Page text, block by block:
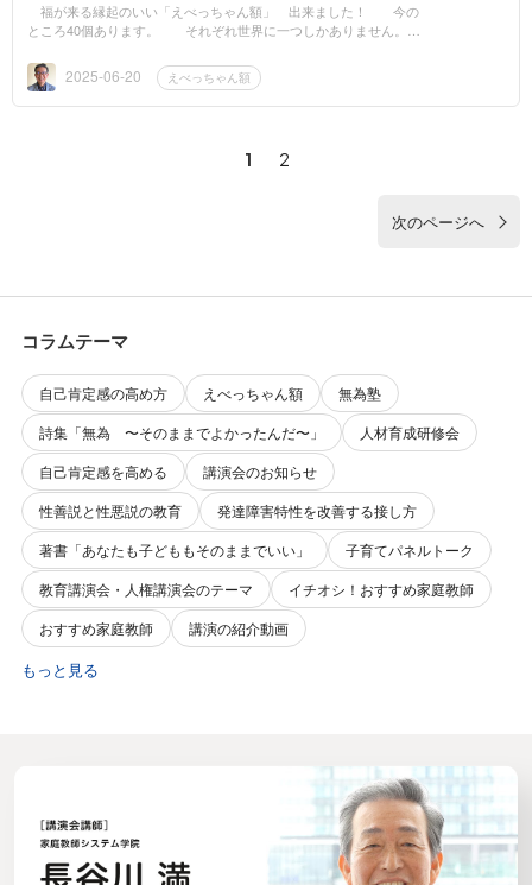
福が来る縁起のいい「えべっちゃん額」 出来ました！ 今の
ところ40個あります。 それぞれ世界に一つしかありません。
2025-06-20 えべっちゃん額
1 2
次のページへ
コラムテーマ
自己肯定感の高め方 えべっちゃん額
無為塾
詩集「無為 〜そのままでよかったんだ〜」
人材育成研修会
自己肯定感を高める
講演会のお知らせ
性善説と性悪説の教育
発達障害特性を改善する接し方
著書「あなたも子どももそのままでいい」
子育てパネルトーク
教育講演会・人権講演会のテーマ
イチオシ！おすすめ家庭教師
おすすめ家庭教師
講演の紹介動画
もっと見る